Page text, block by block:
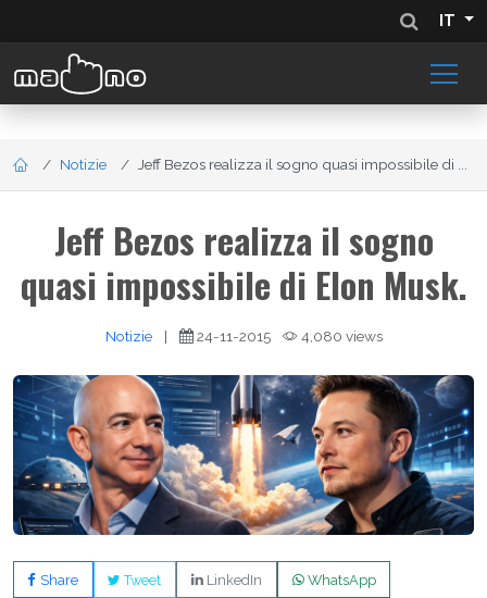
IT
Notizie Jeff Bezos realizza il sogno quasi impossibile di ...
Jeff Bezos realizza il sogno
quasi impossibile di Elon Musk.
Notizie | 24-11-2015 4,080 views
Share Tweet LinkedIn WhatsApp